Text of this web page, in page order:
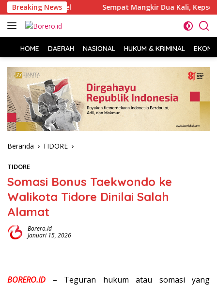
Langsung
ke
konten
Breaking News
Halsel Sempat Mangkir Dua Kali, Kepsek SDN
HOME DAERAH NASIONAL HUKUM & KRIMINAL
Beranda TIDORE
TIDORE
Somasi Bonus Taekwondo ke
Walikota Tidore Dinilai Salah
Alamat
Borero.id
Januari 15, 2026
BORERO.ID – Teguran hukum atau somasi yang